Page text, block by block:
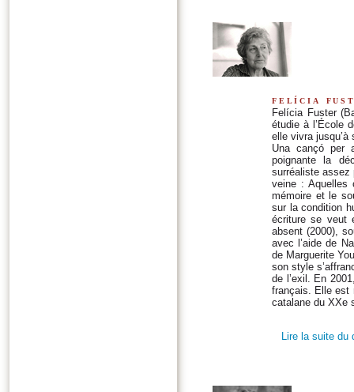
felícia
Felícia Fuster
étudie à l’École
elle vivra
Una cançó per
poignante la
surréaliste assez
veine : Aquelles
mémoire et le
sur la condition
écriture se veut
absent (2000),
avec l’aide de
de Marguerite
son style
de l’exil. En
français. Elle est
catalane du XXe
Lire la suite du